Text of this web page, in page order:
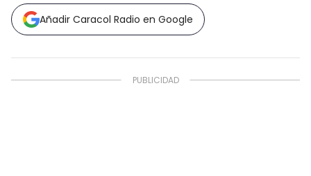
Añadir Caracol Radio en Google